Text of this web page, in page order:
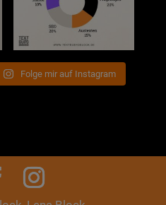
Folge mir auf Instagram